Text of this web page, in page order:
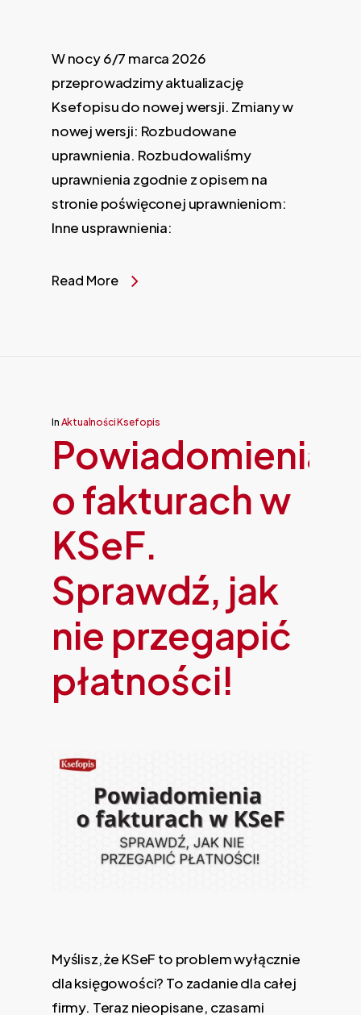
W nocy 6/7 marca 2026
przeprowadzimy aktualizację
Ksefopisu do nowej wersji. Zmiany w
nowej wersji: Rozbudowane
uprawnienia. Rozbudowaliśmy
uprawnienia zgodnie z opisem na
stronie poświęconej uprawnieniom:
Inne usprawnienia:
Read More
In Aktualności Ksefopis
Powiadomienia
o fakturach w
KSeF.
Sprawdź, jak
nie przegapić
płatności!
Myślisz, że KSeF to problem wyłącznie
dla księgowości? To zadanie dla całej
firmy. Teraz nieopisane, czasami